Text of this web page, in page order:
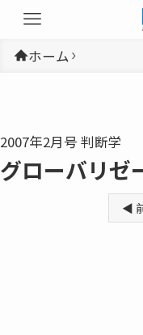
ホーム
2007年2月号 判断学
グローバリゼ
◀